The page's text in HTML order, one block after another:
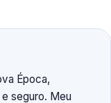
Época,
e seguro. Meu